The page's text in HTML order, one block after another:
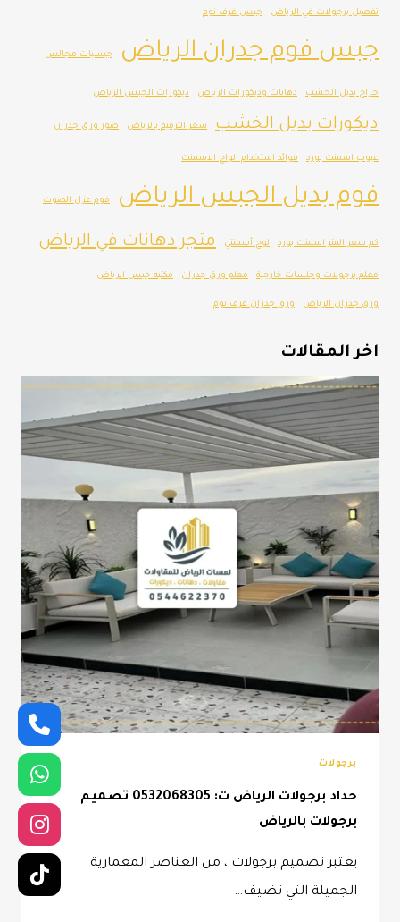
تفصيل برجولات في الرياض جبس غرف نوم
جبس فوم جدران الرياض جبسيات مجالس
حراج بديل الخشب دهانات وديكورات الرياض ديكورات الجبس الرياض
ديكورات بديل الخشب سعر الترميم بالرياض صور ورق جدران
عيوب اسمنت بورد فوائد استخدام الواح الاسمنت
فوم بديل الجبس الرياض فوم عزل الصوت
كم سعر المتر اسمنت بورد لوح أسمنتي متجر دهانات في الرياض
معلم برجولات وجلسات خارجية معلم ورق جدران مكتبه جبس الرياض
ورق جدران الرياض ورق جدران غرف نوم
اخر المقالات
برجولات
حداد برجولات الرياض ت: 0532068305 تصميم
برجولات بالرياض
يعتبر تصميم برجولات ، من العناصر المعمارية
الجميلة التي تضيف…